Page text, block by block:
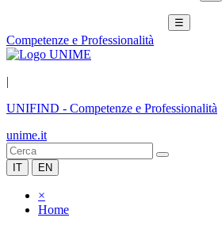
☰
Competenze e Professionalità
|
UNIFIND - Competenze e Professionalità
unime.it
IT EN
×
Home